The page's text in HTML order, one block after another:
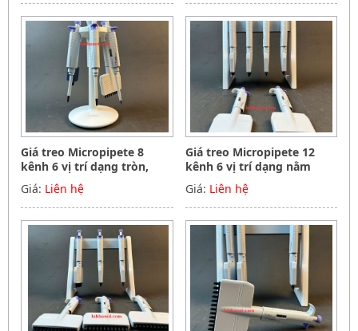
Giá treo Micropipete 8
kênh 6 vị trí dạng tròn,
Hãng Phoenix instrument
Germany
Giá: Liên hệ
Giá treo Micropipete 12
kênh 6 vị trí dạng nằm
ngang, Hãng Phoenix
instrument Germany
Giá: Liên hệ